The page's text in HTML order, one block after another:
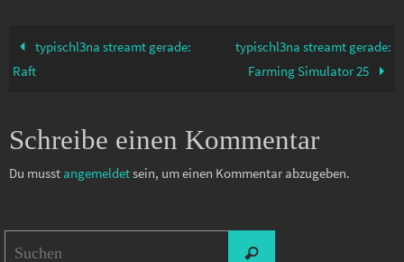
typischl3na streamt gerade:
Raft
typischl3na streamt gerade:
Farming Simulator 25
Schreibe einen Kommentar
Du musst angemeldetsein, um einen Kommentar abzugeben.
Suchen